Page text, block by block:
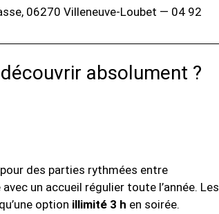
06270 Villeneuve-Loubet — 04 92
absolument ?
pour des parties rythmées entre
un accueil régulier toute l’année. Les
option illimité 3 h en soirée.